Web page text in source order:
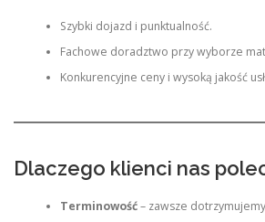
Szybki dojazd i punktualność.
Fachowe doradztwo przy wyborze
Konkurencyjne ceny i wysoką jakość
Dlaczego klienci nas
Terminowość– zawsze